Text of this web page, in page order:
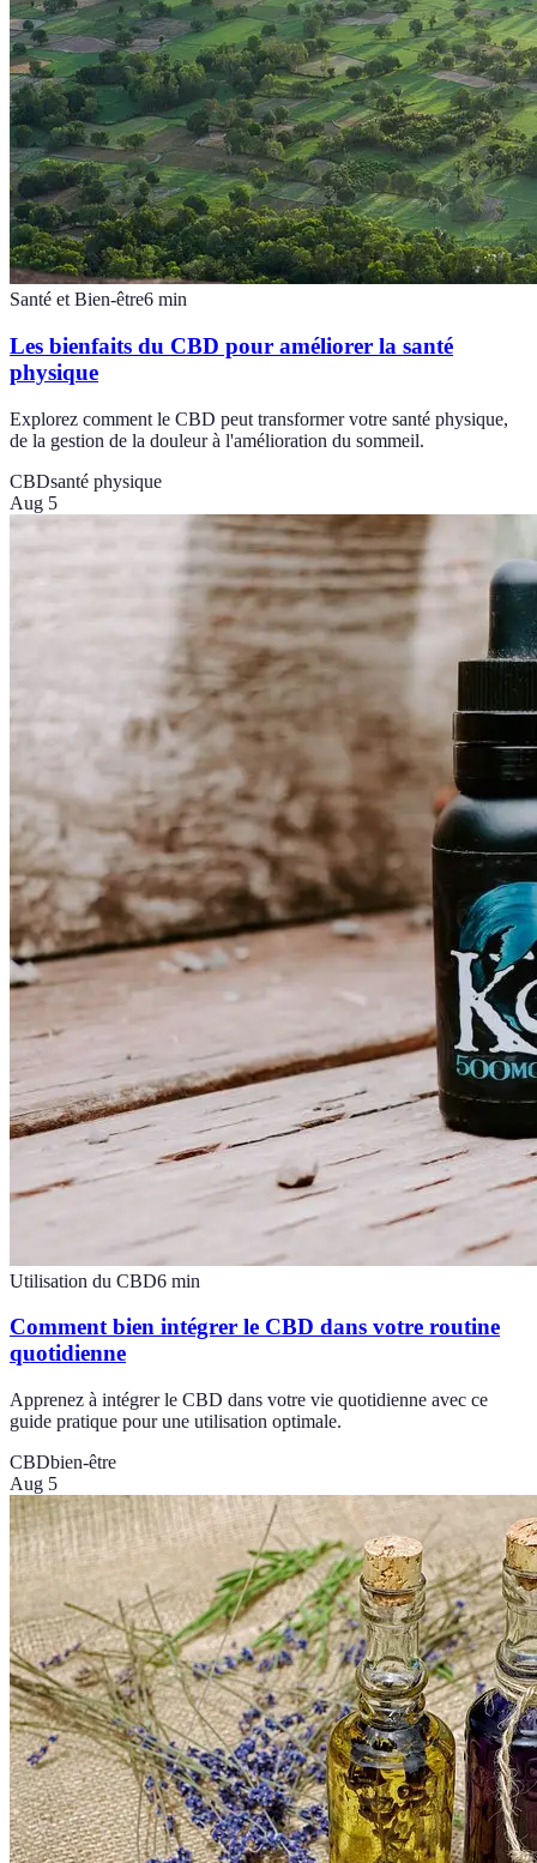
Santé et Bien-être6 min
Les bienfaits du CBD pour améliorer la santé
physique
Explorez comment le CBD peut transformer votre santé physique,
de la gestion de la douleur à l'amélioration du sommeil.
CBDsanté physique
Aug 5
Utilisation du CBD6 min
Comment bien intégrer le CBD dans votre routine
quotidienne
Apprenez à intégrer le CBD dans votre vie quotidienne avec ce
guide pratique pour une utilisation optimale.
CBDbien-être
Aug 5